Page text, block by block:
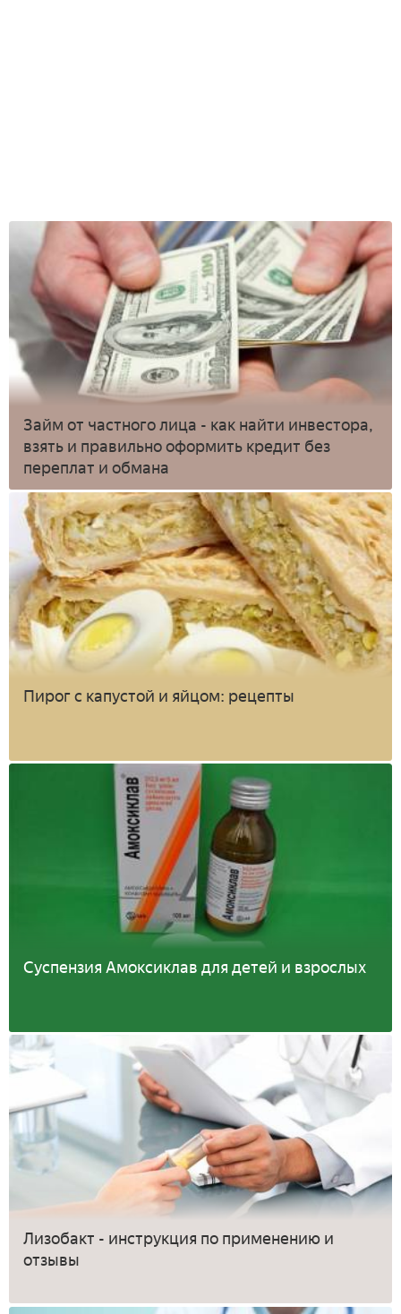
Займ от частного лица - как найти инвестора,
взять и правильно оформить кредит без
переплат и обмана
Пирог с капустой и яйцом: рецепты
Суспензия Амоксиклав для детей и взрослых
Лизобакт - инструкция по применению и
отзывы